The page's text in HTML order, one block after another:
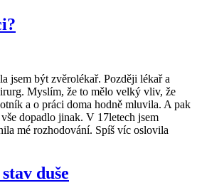
jsem být zvěrolékař. Později lékař a
Myslím, že to mělo velký vliv, že
a o práci doma hodně mluvila. A pak
dopadlo jinak. V 17letech jsem
mé rozhodování. Spíš víc oslovila
duše